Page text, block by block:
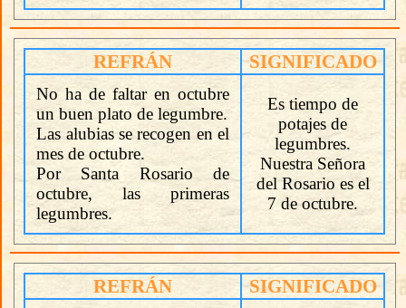
REFRÁN SIGNIFICADO
No ha de faltar en octubre
un buen plato de legumbre.
Las alubias se recogen en el
mes de octubre.
Por Santa Rosario de
octubre, las primeras
legumbres.
Es tiempo de
potajes de
legumbres.
Nuestra Señora
del Rosario es el
7 de octubre.
REFRÁN SIGNIFICADO